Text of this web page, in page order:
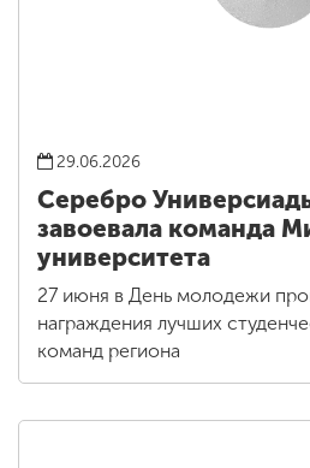
29.06.2026
Серебро
завоевала команда
университета
27 июня в День молодежи
награждения лучших
команд региона